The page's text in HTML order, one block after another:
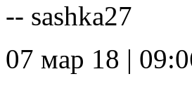
-- sashka27
07 мар 18 |